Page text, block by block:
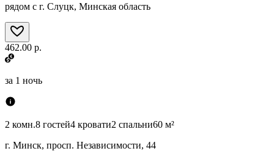
рядом с г. Слуцк, Минская область
462.00 р.
за 1 ночь
2 комн.8 гостей4 кровати2 спальни60 м²
г. Минск, просп. Независимости, 44